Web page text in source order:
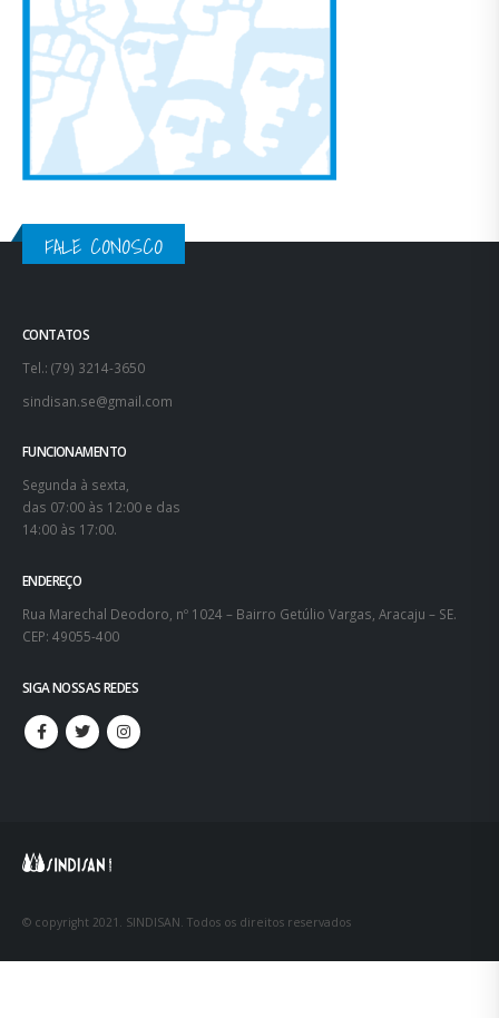
FALE CONOSCO
CONTATOS
Tel.: (79) 3214-3650
sindisan.se@gmail.com
FUNCIONAMENTO
Segunda à sexta,
das 07:00 às 12:00 e das
14:00 às 17:00.
ENDEREÇO
Rua Marechal Deodoro, nº 1024 – Bairro Getúlio Vargas, Aracaju – SE.
CEP: 49055-400
SIGA NOSSAS REDES
© copyright 2021. SINDISAN. Todos os direitos reservados